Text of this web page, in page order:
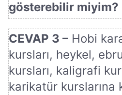
gösterebilir miyim?
CEVAP 3 – Hobi
kursları, heykel,
kursları, kaligrafi
karikatür kurslarına